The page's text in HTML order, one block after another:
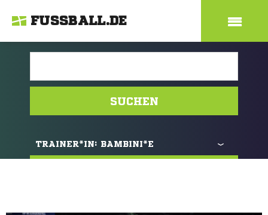
FUSSBALL.DE
SUCHEN
TRAINER*IN: BAMBINI*E